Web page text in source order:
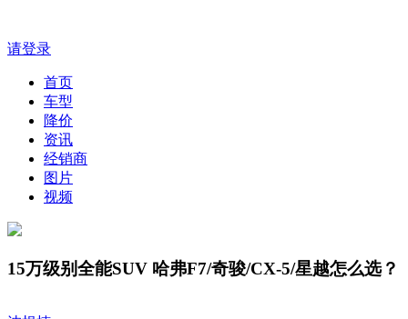
请登录
首页
车型
降价
资讯
经销商
图片
视频
15万级别全能SUV 哈弗F7/奇骏/CX-5/星越怎么选？